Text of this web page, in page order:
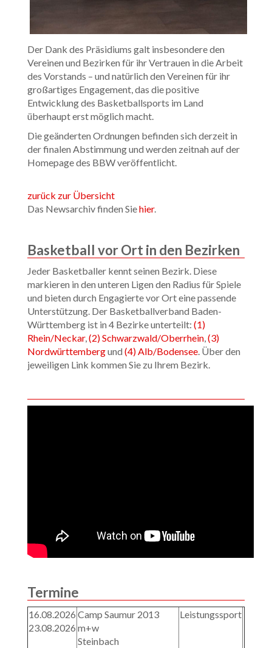
Der Dank des Präsidiums galt insbesondere den
Vereinen und Bezirken für ihr Vertrauen in die Arbeit
des Vorstands – und natürlich den Vereinen für ihr
großartiges Engagement, das die positive
Entwicklung des Basketballsports im Land
überhaupt erst möglich macht.
Die geänderten Ordnungen befinden sich derzeit in
der finalen Abstimmung und werden zeitnah auf der
Homepage des BBW veröffentlicht.
zurück zur Übersicht
Das Newsarchiv finden Siehier.
Basketball vor Ort in den Bezirken
Jeder Basketballer kennt seinen Bezirk. Diese
markieren in den unteren Ligen den Radius für Spiele
und bieten durch Engagierte vor Ort eine passende
Unterstützung. Der Basketballverband Baden-
Württemberg ist in 4 Bezirke unterteilt: (1)
Rhein/Neckar,(2) Schwarzwald/Oberrhein,(3)
Nordwürttembergund (4) Alb/Bodensee. Über den
jeweiligen Link kommen Sie zu Ihrem Bezirk.
Termine
16.08.2026
23.08.2026
Camp Saumur 2013
m+w
Steinbach
Leistungssport